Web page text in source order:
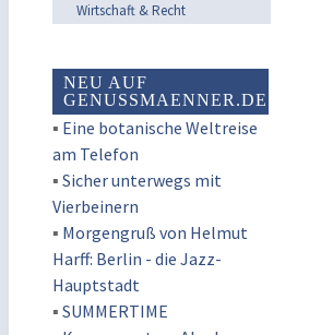
Wirtschaft & Recht
NEU AUF
GENUSSMAENNER.DE
▪ Eine botanische Weltreise
am Telefon
▪ Sicher unterwegs mit
Vierbeinern
▪ Morgengruß von Helmut
Harff: Berlin - die Jazz-
Hauptstadt
▪ SUMMERTIME